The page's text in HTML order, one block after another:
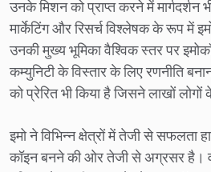
उनके मिशन को प्राप्त करने में मार्गदर्शन
मार्केटिंग और रिसर्च विश्लेषक के रूप में
उनकी मुख्य भूमिका वैश्विक स्तर पर
कम्युनिटी के विस्तार के लिए रणनीति
को प्रेरित भी किया है जिसने लाखों
इमो ने विभिन्न क्षेत्रों में तेजी से सफलता
कॉइन बनने की ओर तेजी से अग्रसर है।